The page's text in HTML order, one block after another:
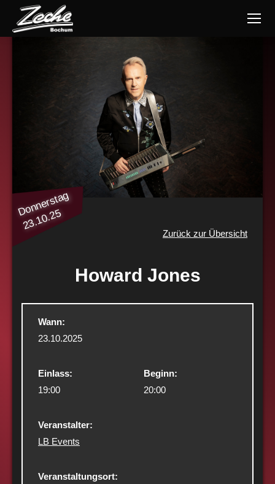
Donnerstag
23.10.25
Zurück zur Übersicht
Howard Jones
Wann:
23.10.2025
Einlass:
19:00
Beginn:
20:00
Veranstalter:
LB Events
Veranstaltungsort: